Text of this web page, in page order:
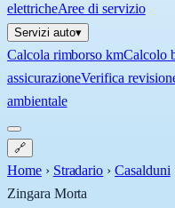
elettricheAree di servizio
Servizi auto▾
Calcola rimborso kmCalcolo
assicurazioneVerifica
ambientale
🔗
Home › Stradario › Casalduni
Zingara Morta